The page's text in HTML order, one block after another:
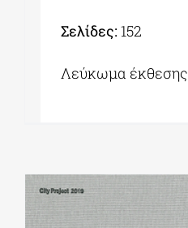
Σελίδες:152
Λεύκωμα έκθεσης